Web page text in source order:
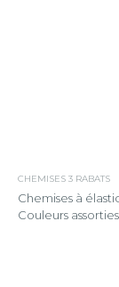
CHEMISES 3 RABATS
Chemises à
Couleurs assorties